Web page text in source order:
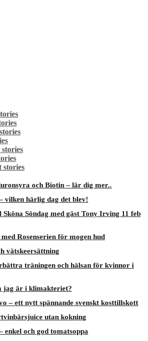
stories
och Biotin – lär dig mer..
vilken härlig dag det blev!
Söndag med gäst Tony Irving 11 feb
Rosenserien för mogen hud
vätskeersättning
träningen och hälsan för kvinnor i
jag är i klimakteriet?
– ett nytt spännande svenskt kosttillskott
utan kokning
enkel och god tomatsoppa